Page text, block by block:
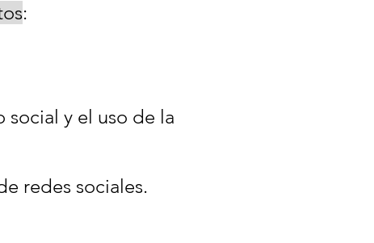
:
y el uso de la
redes sociales.